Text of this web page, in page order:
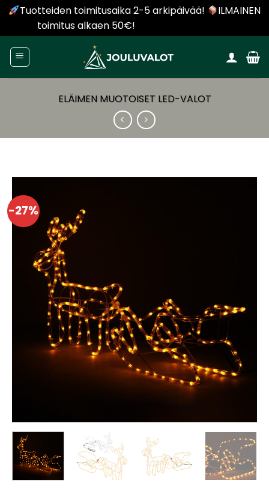
Tuotteiden toimitusaika 2-5 arkipäivää!
ILMAINEN
toimitus alkaen 50€!
ELÄIMEN MUOTOISET LED-VALOT
-27%